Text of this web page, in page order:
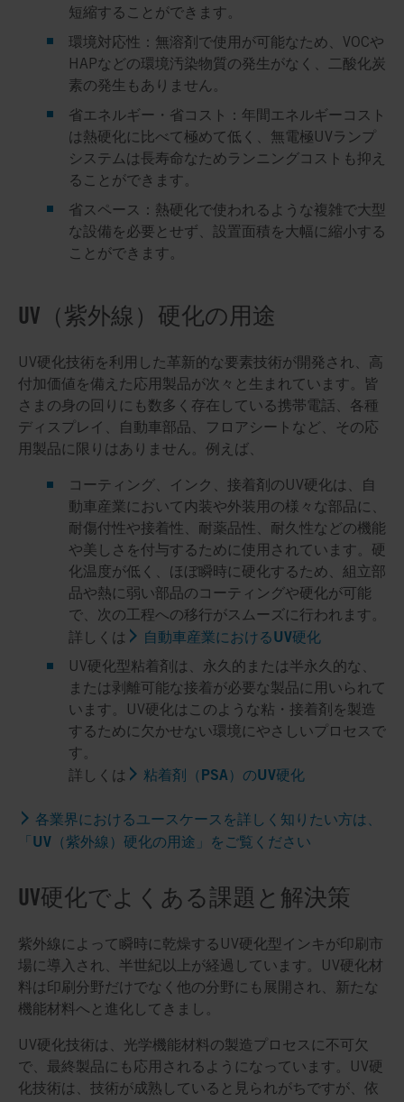
短縮することができます。
環境対応性： 無溶剤で使用が可能なため、VOCや
HAPなどの環境汚染物質の発生がなく、二酸化炭
素の発生もありません。
省エネルギー・省コスト： 年間エネルギーコスト
は熱硬化に比べて極めて低く、無電極UVランプ
システムは長寿命なためランニングコストも抑え
ることができます。
省スペース： 熱硬化で使われるような複雑で大型
な設備を必要とせず、設置面積を大幅に縮小する
ことができます。
UV（紫外線）硬化の用途
UV硬化技術を利用した革新的な要素技術が開発され、高
付加価値を備えた応用製品が次々と生まれています。皆
さまの身の回りにも数多く存在している携帯電話、各種
ディスプレイ、自動車部品、フロアシートなど、その応
用製品に限りはありません。例えば、
コーティング、インク、接着剤のUV硬化は、自
動車産業において内装や外装用の様々な部品に、
耐傷付性や接着性、耐薬品性、耐久性などの機能
や美しさを付与するために使用されています。硬
化温度が低く、ほぼ瞬時に硬化するため、組立部
品や熱に弱い部品のコーティングや硬化が可能
で、次の工程への移行がスムーズに行われます。
詳しくは
自動車産業におけるUV硬化
UV硬化型粘着剤は、永久的または半永久的な、
または剥離可能な接着が必要な製品に用いられて
います。UV硬化はこのような粘・接着剤を製造
するために欠かせない環境にやさしいプロセスで
す。
詳しくは
粘着剤（PSA）のUV硬化
各業界におけるユースケースを詳しく知りたい方は、
「UV（紫外線）硬化の用途」をご覧ください
UV硬化でよくある課題と解決策
紫外線によって瞬時に乾燥するUV硬化型インキが印刷市
場に導入され、半世紀以上が経過しています。UV硬化材
料は印刷分野だけでなく他の分野にも展開され、新たな
機能材料へと進化してきまし。
UV硬化技術は、光学機能材料の製造プロセスに不可欠
で、最終製品にも応用されるようになっています。UV硬
化技術は、技術が成熟していると見られがちですが、依